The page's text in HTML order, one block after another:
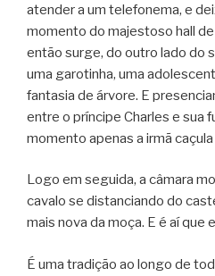
atender a um telefonema, e
momento do majestoso hall
então surge, do outro lado do
uma garotinha, uma
fantasia de árvore. E
entre o príncipe Charles e sua
momento apenas a irmã caçula
Logo em seguida, a câmara
cavalo se distanciando do
mais nova da moça. E é aí que
É uma tradição ao longo de